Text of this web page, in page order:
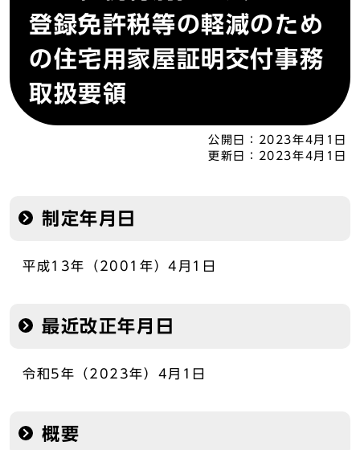
登録免許税等の軽減のため
の住宅用家屋証明交付事務
取扱要領
公開日：
2023年4月1日
更新日：
2023年4月1日
制定年月日
平成13年（2001年）4月1日
最近改正年月日
令和5年（2023年）4月1日
概要